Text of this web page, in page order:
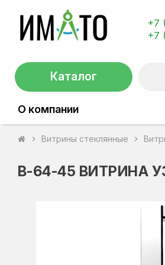
+7
+7
Каталог
О компании
chevron_right Витрины стеклянные chevron_right
В-64-45 ВИТРИНА